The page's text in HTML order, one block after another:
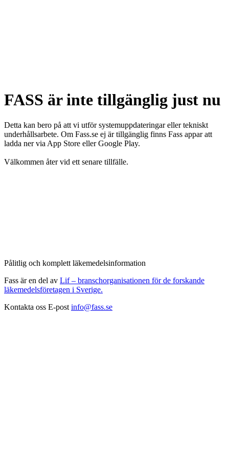
FASS är inte tillgänglig just nu
Detta kan bero på att vi utför systemuppdateringar eller tekniskt
underhållsarbete. Om Fass.se ej är tillgänglig finns Fass appar att
ladda ner via App Store eller Google Play.
Välkommen åter vid ett senare tillfälle.
Pålitlig och komplett läkemedelsinformation
Fass är en del av Lif – branschorganisationen för de forskande
läkemedelsföretagen i Sverige.
Kontakta oss E-post info@fass.se